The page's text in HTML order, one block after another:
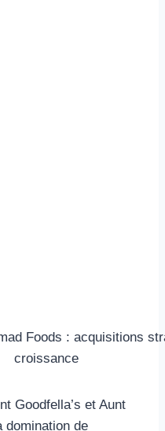
Goodfella’s et Aunt
domination de